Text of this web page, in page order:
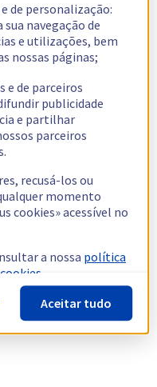
de personalização:
navegação de
e utilizações, bem
nossas páginas;
e de parceiros
publicidade
e partilhar
parceiros
recusá-los ou
momento
cookies» acessível no
a nossa política
Aceitar tudo